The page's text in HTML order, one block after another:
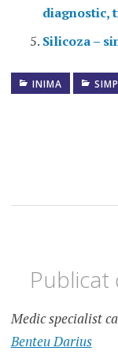
diagnostic,
Silicoza –
INIMA
DEFECT
DEFECT
SEPTAL
TRATAMENT
DSA
Publicat
Medic specialist
Benteu Darius